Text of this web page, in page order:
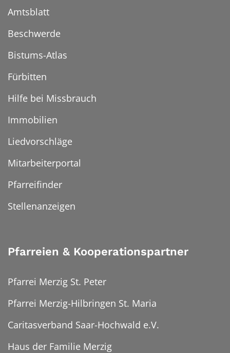
Amtsblatt
Beschwerde
Bistums-Atlas
Fürbitten
Hilfe bei Missbrauch
Immobilien
Liedvorschläge
Mitarbeiterportal
Pfarreifinder
Stellenanzeigen
Pfarreien & Kooperationspartner
Pfarrei Merzig St. Peter
Pfarrei Merzig-Hilbringen St. Maria
Caritasverband Saar-Hochwald e.V.
Haus der Familie Merzig